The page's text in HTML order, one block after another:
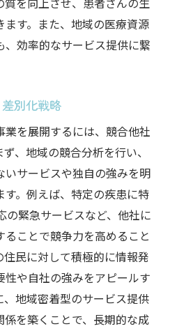
す。また、地域の医療資源
効率的なサービス提供に繋
別化戦略
を展開するには、競合他社
、地域の競合分析を行い、
サービスや独自の強みを明
。例えば、特定の疾患に特
の緊急サービスなど、他社に
ことで競争力を高めること
民に対して積極的に情報発
や自社の強みをアピールす
地域密着型のサービス提供
を築くことで、長期的な成